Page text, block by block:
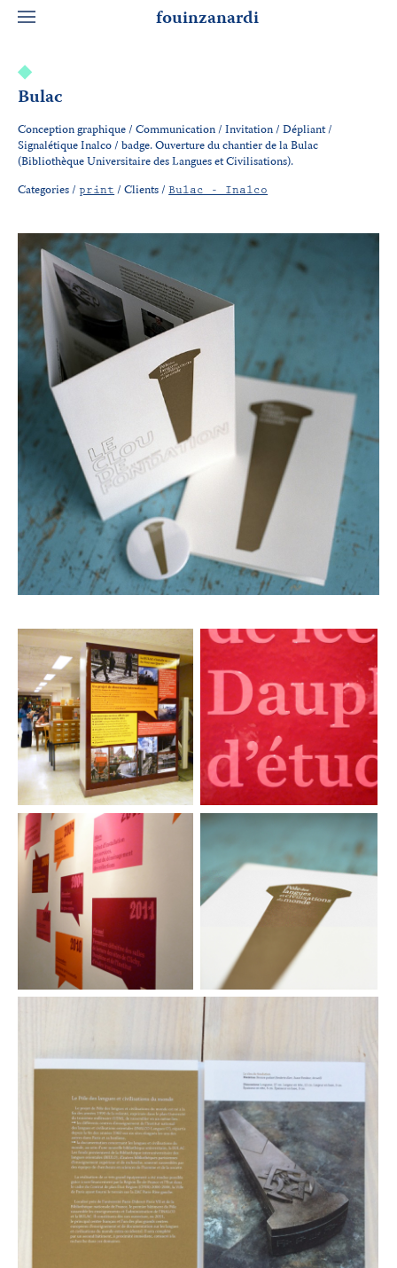
fouinzanardi
Bulac
Conception graphique / Communication / Invitation / Dépliant /
Signalétique Inalco / badge. Ouverture du chantier de la Bulac
(Bibliothèque Universitaire des Langues et Civilisations).
Categories /print/Clients /Bulac - Inalco